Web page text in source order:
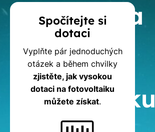
Kalkulačka
dotací
na
fotovoltaiku
Spočítejte si
dotaci
Vyplňte pár jednoduchých
otázek a během chvilky
zjistěte, jak vysokou
dotaci na fotovoltaiku
můžete získat.